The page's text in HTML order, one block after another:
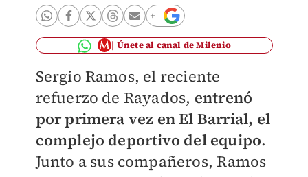
Únete al canal de Milenio
Sergio Ramos, el reciente
refuerzo de Rayados, entrenó
por primera vez en El Barrial, el
complejo deportivo del equipo.
Junto a sus compañeros, Ramos